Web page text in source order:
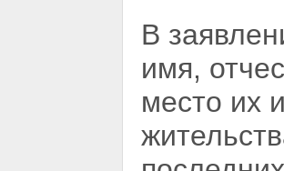
В
имя,
место их